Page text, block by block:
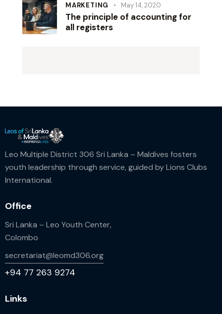
MARKETING May 14, 2020
The principle of accounting for
all registers
Leo Multiple District 306 Sri Lanka – Maldives fosters
youth leadership through service, guided by Lions Clubs
International.
Office
Sri Lanka – Leo Youth Center,
Colombo
secretariat@leomd306.org
+94 77 263 9274
Links